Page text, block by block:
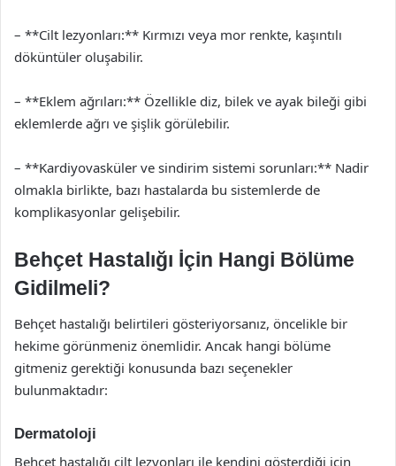
– **Cilt lezyonları:** Kırmızı veya mor renkte, kaşıntılı
döküntüler oluşabilir.
– **Eklem ağrıları:** Özellikle diz, bilek ve ayak bileği gibi
eklemlerde ağrı ve şişlik görülebilir.
– **Kardiyovasküler ve sindirim sistemi sorunları:** Nadir
olmakla birlikte, bazı hastalarda bu sistemlerde de
komplikasyonlar gelişebilir.
Behçet Hastalığı İçin Hangi Bölüme
Gidilmeli?
Behçet hastalığı belirtileri gösteriyorsanız, öncelikle bir
hekime görünmeniz önemlidir. Ancak hangi bölüme
gitmeniz gerektiği konusunda bazı seçenekler
bulunmaktadır:
Dermatoloji
Behçet hastalığı cilt lezyonları ile kendini gösterdiği için